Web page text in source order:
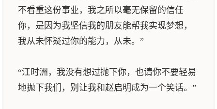
不看重这份事业，我之所以毫无保留的信任
你，是因为我坚信我的朋友能帮我实现梦想，
我从未怀疑过你的能力，从未。”
“江时洲，我没有想过抛下你，也请你不要轻易
地抛下我们，别让我和赵启明成为一个笑话。”